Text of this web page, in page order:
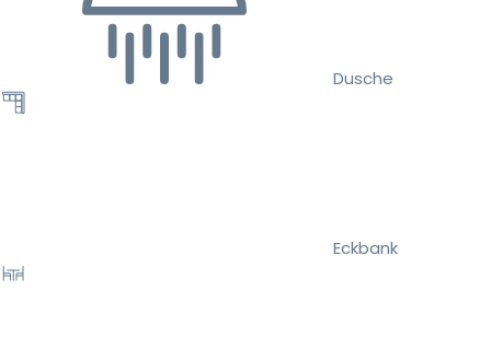
Dusche
Eckbank